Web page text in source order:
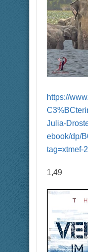
https://
Julia-
ebook/dp/
tag=xtmef-
1,49